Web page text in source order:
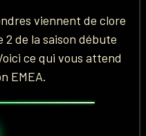
viennent de clore
2 de la saison débute
ce qui vous attend
EMEA.